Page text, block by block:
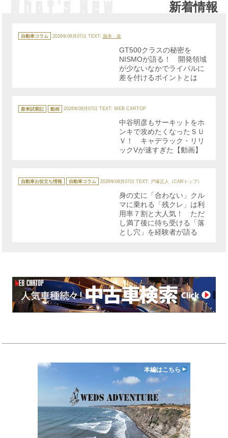
新着情報
テ
ゴ
自動車コラム 2026年08月07日 TEXT: 廣本 泉
GT500クラスの秘密を
NISMOが語る！ 開発領域
が少ないなかでライバルに
差を付けるポイントとは
テ
ゴ
新車試乗記 動画 2026年08月07日 TEXT: WEB CARTOP
中谷明彦もサーキットをホ
ンキで攻めたくなったＳＵ
Ｖ！ キャデラック・リリ
ックVが速すぎた【動画】
テ
ゴ
自動車お役立ち情報 自動車コラム 2026年08月07日 TEXT: 戸塚正人（CARトップ）
身の丈に「合わない」クル
マに乗れる「残クレ」は利
用率７割と大人気！ ただ
し満了後に待ち受ける「落
とし穴」を経験者が語る
本編はこちら